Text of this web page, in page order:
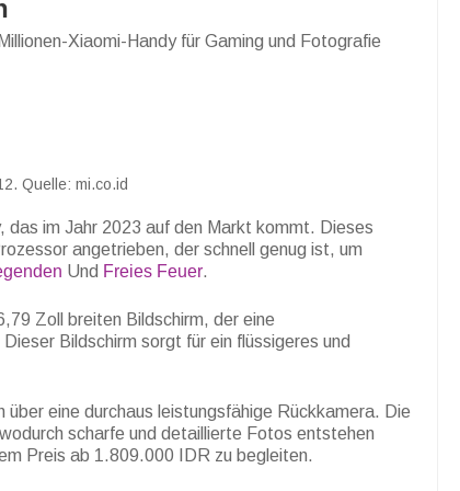
Xiaomi-Handy für Gaming und Fotografie
Quelle: mi.co.id
im Jahr 2023 auf den Markt kommt. Dieses
angetrieben, der schnell genug ist, um
Und Freies Feuer.
Zoll breiten Bildschirm, der eine
Bildschirm sorgt für ein flüssigeres und
eine durchaus leistungsfähige Rückkamera. Die
scharfe und detaillierte Fotos entstehen
Preis ab 1.809.000 IDR zu begleiten.